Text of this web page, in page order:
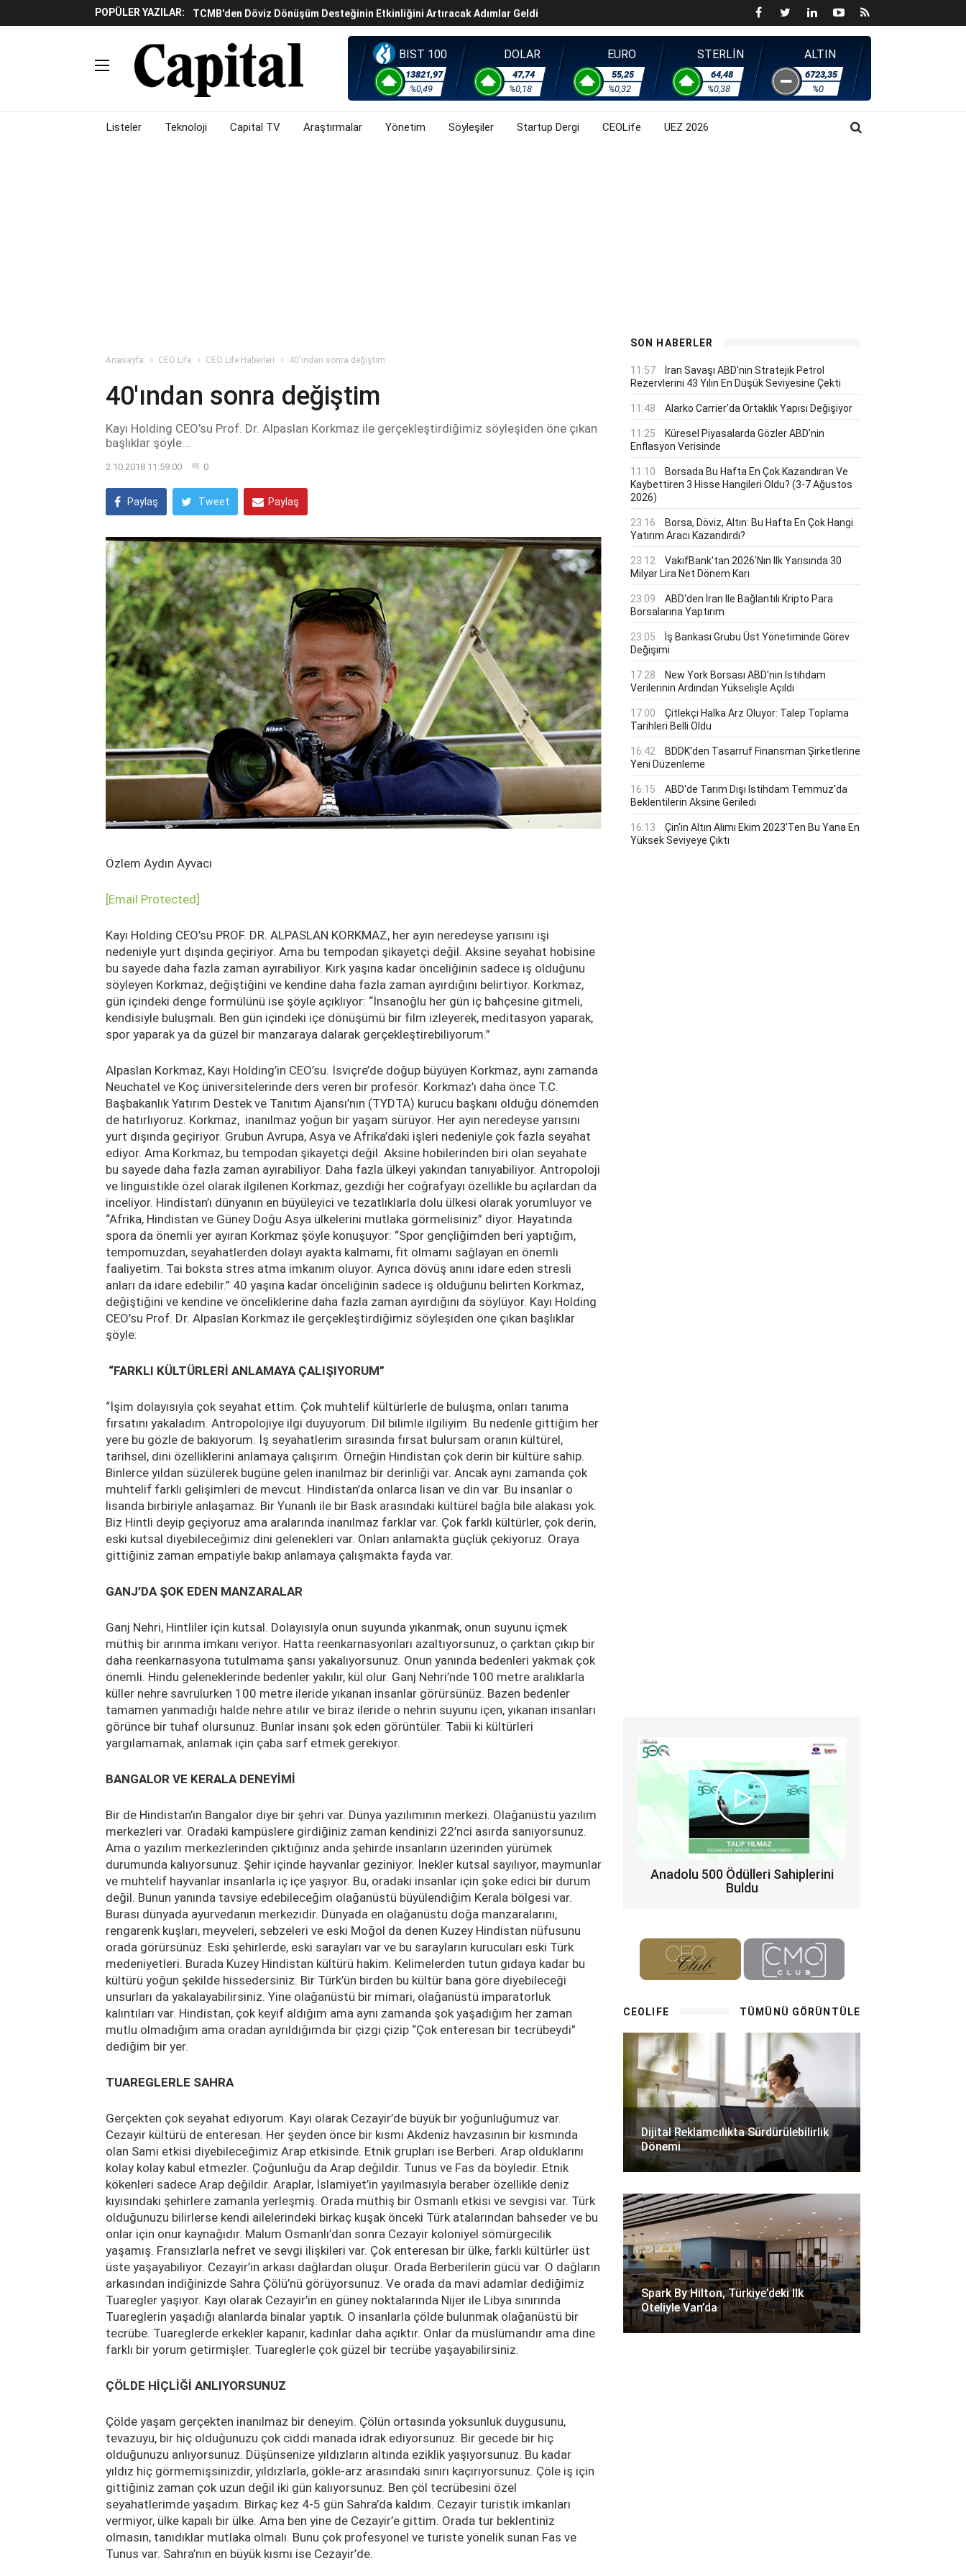
POPÜLER YAZILAR:
TCMB'den Döviz Dönüşüm Desteğinin Etkinliğini Artıracak Adımlar Geldi
Katılım Bankaları Yılın Ilk Yarısında 119,5 Milyar Liralık Sukuk Ihraç Etti
Küresel Piyasalarda Gelecek Hafta Gözler ABD'de Açıklanacak Tarım Dışı Istihdam
Verisine Çevrildi
Altınay Savunma Grubu C-Level Üst Yönetim Yapılanmasına Geçti
Çalışma Alanları Konser Sahnesine Dönüşüyor
BIST 100
13821,97
%0,49
DOLAR
47,74
%0,18
EURO
55,25
%0,32
STERLİN
64,48
%0,38
ALTIN
6723,35
%0
Listeler Teknoloji Capital TV Araştırmalar Yönetim Söyleşiler Startup Dergi CEOLife UEZ 2026
Anasayfa CEO Life CEO Life Haberleri 40'ından sonra değiştim
40'ından sonra değiştim
Kayı Holding CEO’su Prof. Dr. Alpaslan Korkmaz ile gerçekleştirdiğimiz söyleşiden öne çıkan
başlıklar şöyle...
2.10.2018 11:59:00 0
Paylaş Tweet Paylaş
Özlem Aydın Ayvacı
[email Protected]
Kayı Holding CEO’su PROF. DR. ALPASLAN KORKMAZ, her ayın neredeyse yarısını işi
nedeniyle yurt dışında geçiriyor. Ama bu tempodan şikayetçi değil. Aksine seyahat hobisine
bu sayede daha fazla zaman ayırabiliyor. Kırk yaşına kadar önceliğinin sadece iş olduğunu
söyleyen Korkmaz, değiştiğini ve kendine daha fazla zaman ayırdığını belirtiyor. Korkmaz,
gün içindeki denge formülünü ise şöyle açıklıyor: “İnsanoğlu her gün iç bahçesine gitmeli,
kendisiyle buluşmalı. Ben gün içindeki içe dönüşümü bir film izleyerek, meditasyon yaparak,
spor yaparak ya da güzel bir manzaraya dalarak gerçekleştirebiliyorum.”
Alpaslan Korkmaz, Kayı Holding’in CEO’su. İsviçre’de doğup büyüyen Korkmaz, aynı zamanda
Neuchatel ve Koç üniversitelerinde ders veren bir profesör. Korkmaz’ı daha önce T.C.
Başbakanlık Yatırım Destek ve Tanıtım Ajansı’nın (TYDTA) kurucu başkanı olduğu dönemden
de hatırlıyoruz. Korkmaz, inanılmaz yoğun bir yaşam sürüyor. Her ayın neredeyse yarısını
yurt dışında geçiriyor. Grubun Avrupa, Asya ve Afrika’daki işleri nedeniyle çok fazla seyahat
ediyor. Ama Korkmaz, bu tempodan şikayetçi değil. Aksine hobilerinden biri olan seyahate
bu sayede daha fazla zaman ayırabiliyor. Daha fazla ülkeyi yakından tanıyabiliyor. Antropoloji
ve linguistikle özel olarak ilgilenen Korkmaz, gezdiği her coğrafyayı özellikle bu açılardan da
inceliyor. Hindistan’ı dünyanın en büyüleyici ve tezatlıklarla dolu ülkesi olarak yorumluyor ve
“Afrika, Hindistan ve Güney Doğu Asya ülkelerini mutlaka görmelisiniz” diyor. Hayatında
spora da önemli yer ayıran Korkmaz şöyle konuşuyor: “Spor gençliğimden beri yaptığım,
tempomuzdan, seyahatlerden dolayı ayakta kalmamı, fit olmamı sağlayan en önemli
faaliyetim. Tai boksta stres atma imkanım oluyor. Ayrıca dövüş anını idare eden stresli
anları da idare edebilir.” 40 yaşına kadar önceliğinin sadece iş olduğunu belirten Korkmaz,
değiştiğini ve kendine ve önceliklerine daha fazla zaman ayırdığını da söylüyor. Kayı Holding
CEO’su Prof. Dr. Alpaslan Korkmaz ile gerçekleştirdiğimiz söyleşiden öne çıkan başlıklar
şöyle:
“FARKLI KÜLTÜRLERİ ANLAMAYA ÇALIŞIYORUM”
“İşim dolayısıyla çok seyahat ettim. Çok muhtelif kültürlerle de buluşma, onları tanıma
fırsatını yakaladım. Antropolojiye ilgi duyuyorum. Dil bilimle ilgiliyim. Bu nedenle gittiğim her
yere bu gözle de bakıyorum. İş seyahatlerim sırasında fırsat bulursam oranın kültürel,
tarihsel, dini özelliklerini anlamaya çalışırım. Örneğin Hindistan çok derin bir kültüre sahip.
Binlerce yıldan süzülerek bugüne gelen inanılmaz bir derinliği var. Ancak aynı zamanda çok
muhtelif farklı gelişimleri de mevcut. Hindistan’da onlarca lisan ve din var. Bu insanlar o
lisanda birbiriyle anlaşamaz. Bir Yunanlı ile bir Bask arasındaki kültürel bağla bile alakası yok.
Biz Hintli deyip geçiyoruz ama aralarında inanılmaz farklar var. Çok farklı kültürler, çok derin,
eski kutsal diyebileceğimiz dini gelenekleri var. Onları anlamakta güçlük çekiyoruz. Oraya
gittiğiniz zaman empatiyle bakıp anlamaya çalışmakta fayda var.
GANJ’DA ŞOK EDEN MANZARALAR
Ganj Nehri, Hintliler için kutsal. Dolayısıyla onun suyunda yıkanmak, onun suyunu içmek
müthiş bir arınma imkanı veriyor. Hatta reenkarnasyonları azaltıyorsunuz, o çarktan çıkıp bir
daha reenkarnasyona tutulmama şansı yakalıyorsunuz. Onun yanında bedenleri yakmak çok
önemli. Hindu geleneklerinde bedenler yakılır, kül olur. Ganj Nehri’nde 100 metre aralıklarla
küller nehre savrulurken 100 metre ileride yıkanan insanlar görürsünüz. Bazen bedenler
tamamen yanmadığı halde nehre atılır ve biraz ileride o nehrin suyunu içen, yıkanan insanları
görünce bir tuhaf olursunuz. Bunlar insanı şok eden görüntüler. Tabii ki kültürleri
yargılamamak, anlamak için çaba sarf etmek gerekiyor.
BANGALOR VE KERALA DENEYİMİ
Bir de Hindistan’ın Bangalor diye bir şehri var. Dünya yazılımının merkezi. Olağanüstü yazılım
merkezleri var. Oradaki kampüslere girdiğiniz zaman kendinizi 22’nci asırda sanıyorsunuz.
Ama o yazılım merkezlerinden çıktığınız anda şehirde insanların üzerinden yürümek
durumunda kalıyorsunuz. Şehir içinde hayvanlar geziniyor. İnekler kutsal sayılıyor, maymunlar
ve muhtelif hayvanlar insanlarla iç içe yaşıyor. Bu, oradaki insanlar için şoke edici bir durum
değil. Bunun yanında tavsiye edebileceğim olağanüstü büyülendiğim Kerala bölgesi var.
Burası dünyada ayurvedanın merkezidir. Dünyada en olağanüstü doğa manzaralarını,
rengarenk kuşları, meyveleri, sebzeleri ve eski Moğol da denen Kuzey Hindistan nüfusunu
orada görürsünüz. Eski şehirlerde, eski sarayları var ve bu sarayların kurucuları eski Türk
medeniyetleri. Burada Kuzey Hindistan kültürü hakim. Kelimelerden tutun gıdaya kadar bu
kültürü yoğun şekilde hissedersiniz. Bir Türk’ün birden bu kültür bana göre diyebileceği
unsurları da yakalayabilirsiniz. Yine olağanüstü bir mimari, olağanüstü imparatorluk
kalıntıları var. Hindistan, çok keyif aldığım ama aynı zamanda şok yaşadığım her zaman
mutlu olmadığım ama oradan ayrıldığımda bir çizgi çizip “Çok enteresan bir tecrübeydi”
dediğim bir yer.
TUAREGLERLE SAHRA
Gerçekten çok seyahat ediyorum. Kayı olarak Cezayir’de büyük bir yoğunluğumuz var.
Cezayir kültürü de enteresan. Her şeyden önce bir kısmı Akdeniz havzasının bir kısmında
olan Sami etkisi diyebileceğimiz Arap etkisinde. Etnik grupları ise Berberi. Arap olduklarını
kolay kolay kabul etmezler. Çoğunluğu da Arap değildir. Tunus ve Fas da böyledir. Etnik
kökenleri sadece Arap değildir. Araplar, İslamiyet’in yayılmasıyla beraber özellikle deniz
kıyısındaki şehirlere zamanla yerleşmiş. Orada müthiş bir Osmanlı etkisi ve sevgisi var. Türk
olduğunuzu bilirlerse kendi ailelerindeki birkaç kuşak önceki Türk atalarından bahseder ve bu
onlar için onur kaynağıdır. Malum Osmanlı’dan sonra Cezayir koloniyel sömürgecilik
yaşamış. Fransızlarla nefret ve sevgi ilişkileri var. Çok enteresan bir ülke, farklı kültürler üst
üste yaşayabiliyor. Cezayir’in arkası dağlardan oluşur. Orada Berberilerin gücü var. O dağların
arkasından indiğinizde Sahra Çölü’nü görüyorsunuz. Ve orada da mavi adamlar dediğimiz
Tuaregler yaşıyor. Kayı olarak Cezayir’in en güney noktalarında Nijer ile Libya sınırında
Tuareglerin yaşadığı alanlarda binalar yaptık. O insanlarla çölde bulunmak olağanüstü bir
tecrübe. Tuareglerde erkekler kapanır, kadınlar daha açıktır. Onlar da müslümandır ama dine
farklı bir yorum getirmişler. Tuareglerle çok güzel bir tecrübe yaşayabilirsiniz.
ÇÖLDE HİÇLİĞİ ANLIYORSUNUZ
Çölde yaşam gerçekten inanılmaz bir deneyim. Çölün ortasında yoksunluk duygusunu,
tevazuyu, bir hiç olduğunuzu çok ciddi manada idrak ediyorsunuz. Bir gecede bir hiç
olduğunuzu anlıyorsunuz. Düşünsenize yıldızların altında eziklik yaşıyorsunuz. Bu kadar
yıldız hiç görmemişsinizdir, yıldızlarla, gökle-arz arasındaki sınırı kaçırıyorsunuz. Çöle iş için
gittiğiniz zaman çok uzun değil iki gün kalıyorsunuz. Ben çöl tecrübesini özel
seyahatlerimde yaşadım. Birkaç kez 4-5 gün Sahra’da kaldım. Cezayir turistik imkanları
vermiyor, ülke kapalı bir ülke. Ama ben yine de Cezayir’e gittim. Orada tur beklentiniz
olmasın, tanıdıklar mutlaka olmalı. Bunu çok profesyonel ve turiste yönelik sunan Fas ve
Tunus var. Sahra’nın en büyük kısmı ise Cezayir’de.
SON HABERLER
11:57
İran Savaşı ABD'nin Stratejik Petrol
Rezervlerini 43 Yılın En Düşük Seviyesine Çekti
11:48 Alarko Carrier'da Ortaklık Yapısı Değişiyor
11:25
Küresel Piyasalarda Gözler ABD'nin
Enflasyon Verisinde
11:10
Borsada Bu Hafta En Çok Kazandıran Ve
Kaybettiren 3 Hisse Hangileri Oldu? (3-7 Ağustos
2026)
23:16
Borsa, Döviz, Altın: Bu Hafta En Çok Hangi
Yatırım Aracı Kazandırdı?
23:12
VakıfBank'tan 2026'nın Ilk Yarısında 30
Milyar Lira Net Dönem Karı
23:09
ABD'den İran Ile Bağlantılı Kripto Para
Borsalarına Yaptırım
23:05
İş Bankası Grubu Üst Yönetiminde Görev
Değişimi
17:28
New York Borsası ABD'nin Istihdam
Verilerinin Ardından Yükselişle Açıldı
17:00
Çitlekçi Halka Arz Oluyor: Talep Toplama
Tarihleri Belli Oldu
16:42
BDDK'den Tasarruf Finansman Şirketlerine
Yeni Düzenleme
16:15
ABD'de Tarım Dışı Istihdam Temmuz'da
Beklentilerin Aksine Geriledi
16:13
Çin'in Altın Alımı Ekim 2023'ten Bu Yana En
Yüksek Seviyeye Çıktı
Anadolu 500 Ödülleri Sahiplerini
Buldu
CEOLIFE TÜMÜNÜ GÖRÜNTÜLE
Dijital Reklamcılıkta Sürdürülebilirlik
Dönemi
Spark By Hilton, Türkiye’deki Ilk
Oteliyle Van’da